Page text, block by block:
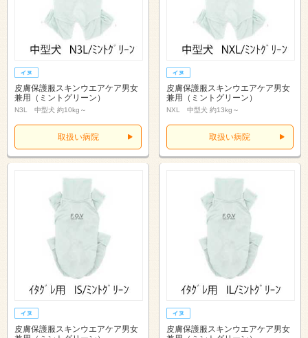
皮膚保護服スキンウエアケア男女
兼用（ミントグリーン）
N3L 中型犬 約10kg～
取扱い病院
皮膚保護服スキンウエアケア男女
兼用（ミントグリーン）
NXL 中型犬 約13kg～
取扱い病院
皮膚保護服スキンウエアケア男女
皮膚保護服スキンウエアケア男女